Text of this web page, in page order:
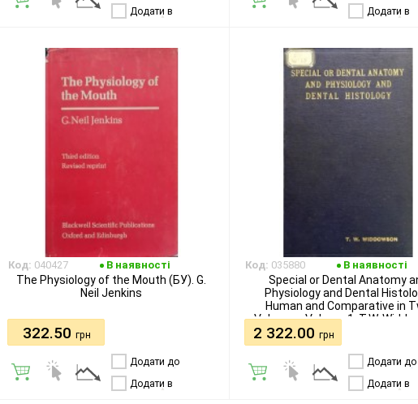
Додати в
Колесников Л.Л., Дегтярев
Додати в
Код: 040427 В наявності
The Physiology of the Mouth (БУ). G.
Neil Jenkins
322.50грн
Додати до
порівняння
Додати в
Код: 035880 В наявності
Special or Dental Anatomy
Physiology and Dental
Human and Comparative in
Volumes. Volume 1. T.W.
2 322.00грн
Додати до
порівняння
Додати в